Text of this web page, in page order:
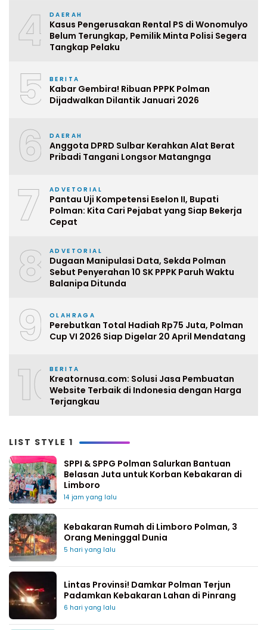
4 DAERAH
Kasus Pengerusakan Rental PS di Wonomulyo
Belum Terungkap, Pemilik Minta Polisi Segera
Tangkap Pelaku
5 BERITA
Kabar Gembira! Ribuan PPPK Polman
Dijadwalkan Dilantik Januari 2026
6 DAERAH
Anggota DPRD Sulbar Kerahkan Alat Berat
Pribadi Tangani Longsor Matangnga
7 ADVETORIAL
Pantau Uji Kompetensi Eselon II, Bupati
Polman: Kita Cari Pejabat yang Siap Bekerja
Cepat
8 ADVETORIAL
Dugaan Manipulasi Data, Sekda Polman
Sebut Penyerahan 10 SK PPPK Paruh Waktu
Balanipa Ditunda
9 OLAHRAGA
Perebutkan Total Hadiah Rp75 Juta, Polman
Cup VI 2026 Siap Digelar 20 April Mendatang
10BERITA
Kreatornusa.com: Solusi Jasa Pembuatan
Website Terbaik di Indonesia dengan Harga
Terjangkau
LIST STYLE 1
SPPI & SPPG Polman Salurkan Bantuan
Belasan Juta untuk Korban Kebakaran di
Limboro
14 jam yang lalu
Kebakaran Rumah di Limboro Polman, 3
Orang Meninggal Dunia
5 hari yang lalu
Lintas Provinsi! Damkar Polman Terjun
Padamkan Kebakaran Lahan di Pinrang
6 hari yang lalu